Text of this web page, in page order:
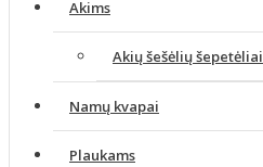
Akims
Akių šešėlių šepetėliai
Namų kvapai
Plaukams